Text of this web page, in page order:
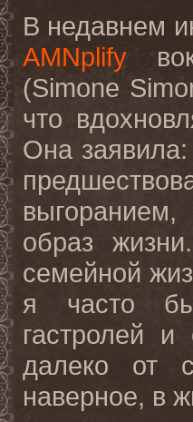
В недавнем
AMNplify
(Simone
что
Она
образ
семейной
я часто
гастролей и
далеко от
наверное, в